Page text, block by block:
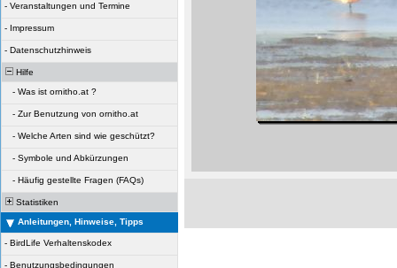
- Veranstaltungen und Termine
- Impressum
- Datenschutzhinweis
Hilfe
- Was ist ornitho.at ?
- Zur Benutzung von ornitho.at
- Welche Arten sind wie geschützt?
- Symbole und Abkürzungen
- Häufig gestellte Fragen (FAQs)
Statistiken
Anleitungen, Hinweise, Tipps
- BirdLife Verhaltenskodex
- Benutzungsbedingungen